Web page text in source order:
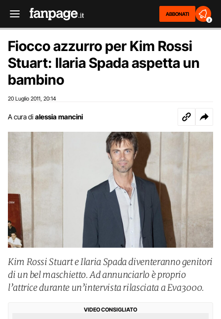
ABBONATI
2
Fiocco azzurro per Kim Rossi
Stuart: Ilaria Spada aspetta un
bambino
20 Luglio 2011 20:14
A cura di alessia mancini
Kim Rossi Stuart e Ilaria Spada diventeranno genitori
di un bel maschietto. Ad annunciarlo è proprio
l’attrice durante un’intervista rilasciata a Eva3000.
VIDEO CONSIGLIATO